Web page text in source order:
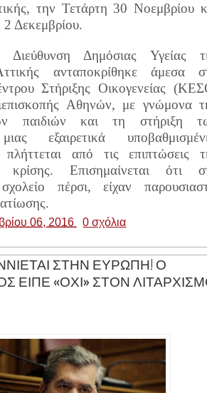
την Τετάρτη 30 Νοεμβρίου
Δεκεμβρίου.
Διεύθυνση Δημόσιας Υγείας
ανταποκρίθηκε άμεσα
Στήριξης Οικογενείας
Αθηνών, με γνώμονα
παιδιών και τη στήριξη
εξαιρετικά
από τις επιπτώσεις
κρίσης. Επισημαίνεται ότι
πέρσι, είχαν
06, 2016 0 σχόλια
ΣΤΗΝ ΕΥΡΩΠΗ! Ο
ΕΙΠΕ «ΟΧΙ» ΣΤΟΝ